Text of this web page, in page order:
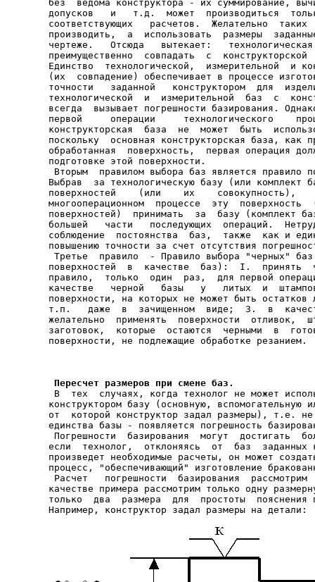
без  ведома конструктора - их суммирование,
допусков   и   т.д.  может  производиться
соответствующих   расчетов.  Желательно  таких
производить,  а  использовать  размеры
чертеже.   Отсюда   вытекает:
преимущественно  совпадать  с  конструкторской
Единство  технологической,  измерительной  и
(их  совпадение) обеспечивает в процессе
точности   заданной   конструктором  для
технологической  и  измерительной  баз  с
всегда  вызывает погрешности базирования.
первой     операции     технологического
конструкторская  база  не  может  быть
поскольку  основная конструкторская база, как
обработанная  поверхность,  первая операция
подготовке этой поверхности.
Вторым  правилом выбора баз является правило
Выбрав  за технологическую базу (или комплект
поверхностей    (или    их    совокупность),
многооперационном  процессе  эту  поверхность
поверхностей)  принимать  за  базу (комплект
большей   части   последующих  операций.
соблюдение  постоянства  баз,  также  как и
повышению точности за счет отсутствия
Третье  правило  - Правило выбора "черных" баз
поверхностей  в  качестве  баз):  I.  принять
правило,  только  один  раз,  для первой
качестве   черной   базы   у   литых  и
поверхности, на которых не может быть остатков
т.п.   даже  в  зачищенном  виде;  3.  в
желательно  применять  поверхности  отливок,
заготовок,  которые  остаются  черными  в
Пересчет размеров при смене баз.
В  тех  случаях, когда технолог не может
конструктором базу (основную, вспомогательную
от  которой конструктор задал размеры), т.е. не
единства базы - появляется погрешность
Погрешности  базирования  могут  достигать
если  технолог,  отклоняясь  от  баз  заданных
произведет необходимые расчеты, он может
процесс, "обеспечивающий" изготовление
Расчет   погрешности  базирования
качестве примера рассмотрим только одну
только  два  размера  для  простоты  пояснения